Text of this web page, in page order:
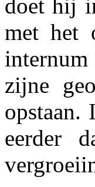
doet hij
met het
zijne
opstaan.
eerder